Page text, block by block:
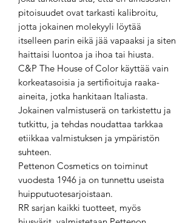
pitoisuudet ovat tarkasti kalibroitu,
jotta jokainen molekyyli löytää
itselleen parin eikä jää vapaaksi ja siten
haittaisi luontoa ja ihoa tai hiusta.
C&P The House of Color käyttää vain
korkeatasoisia ja sertifioituja raaka-
aineita, jotka hankitaan Italiasta.
Jokainen valmistuserä on tarkistettu ja
tutkittu, ja tehdas noudattaa tarkkaa
etiikkaa valmistuksen ja ympäristön
suhteen.
Pettenon Cosmetics on toiminut
vuodesta 1946 ja on tunnettu useista
huipputuotesarjoistaan.
RR sarjan kaikki tuotteet, myös